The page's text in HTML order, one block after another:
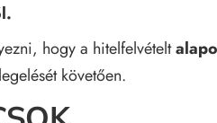
hogy a hitelfelvételt
követően.